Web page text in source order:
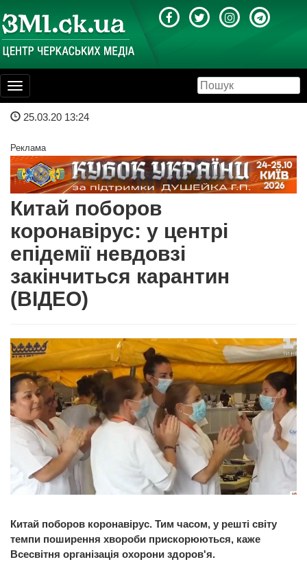
Toggle
navigation
25.03.20 13:24
Реклама
Китай поборов
коронавірус: у центрі
епідемії невдовзі
закінчиться карантин
(ВІДЕО)
Китай поборов коронавірус. Тим часом, у решті світу
темпи поширення хвороби прискорюються, каже
Всесвітня організація охорони здоров'я.